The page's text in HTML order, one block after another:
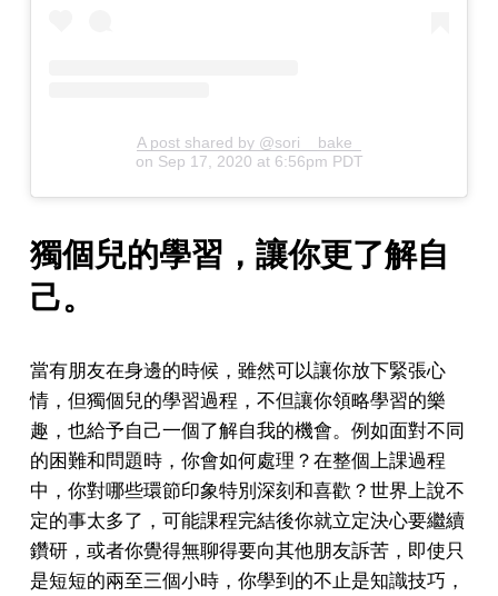
A post shared by @sori__bake_
on Sep 17, 2020 at 6:56pm PDT
獨個兒的學習，讓你更了解自
己。
當有朋友在身邊的時候，雖然可以讓你放下緊張心
情，但獨個兒的學習過程，不但讓你領略學習的樂
趣，也給予自己一個了解自我的機會。例如面對不同
的困難和問題時，你會如何處理？在整個上課過程
中，你對哪些環節印象特別深刻和喜歡？世界上說不
定的事太多了，可能課程完結後你就立定決心要繼續
鑽研，或者你覺得無聊得要向其他朋友訴苦，即使只
是短短的兩至三個小時，你學到的不止是知識技巧，